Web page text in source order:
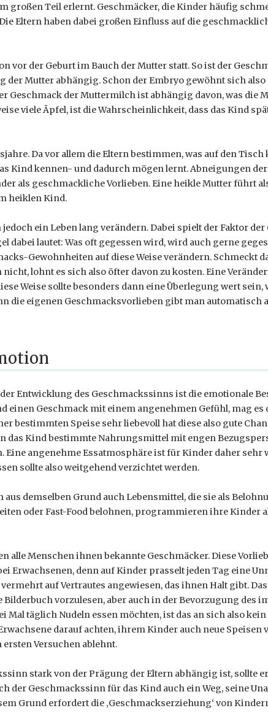
großen Teil erlernt. Geschmäcker, die Kinder häufig
Eltern haben dabei großen Einfluss auf die
vor der Geburt im Bauch der Mutter statt. So ist der
der Mutter abhängig. Schon der Embryo gewöhnt sich also
Geschmack der Muttermilch ist abhängig davon, was die
viele Äpfel, ist die Wahrscheinlichkeit, dass das Kind
Da vor allem die Eltern bestimmen, was auf den Tisch
Kind kennen- und dadurch mögen lernt. Abneigungen
als geschmackliche Vorlieben. Eine heikle Mutter führt
heiklen Kind.
ein Leben lang verändern. Dabei spielt der Faktor
dabei lautet: Was oft gegessen wird, wird auch gerne
Gewohnheiten auf diese Weise verändern. Schmeckt
lohnt es sich also öfter davon zu kosten. Eine
Weise sollte besonders dann eine Überlegung wert sein,
die eigenen Geschmacksvorlieben gibt man automatisch
Entwicklung des Geschmackssinns ist die emotionale
einen Geschmack mit einem angenehmen Gefühl, mag es
bestimmten Speise sehr liebevoll hat diese also gute
das Kind bestimmte Nahrungsmittel mit engen
Eine angenehme Essatmosphäre ist für Kinder daher sehr
sollte also weitgehend verzichtet werden.
demselben Grund auch Lebensmittel, die sie als
oder Fast-Food belohnen, programmieren ihre Kinder
alle Menschen ihnen bekannte Geschmäcker. Diese
Erwachsenen, denn auf Kinder prasselt jeden Tag eine
auf Vertrautes angewiesen, das ihnen Halt gibt.
Bilderbuch vorzulesen, aber auch in der Bevorzugung des
Mal täglich Nudeln essen möchten, ist das an sich also
darauf achten, ihrem Kinder auch neue Speisen
ersten Versuchen ablehnt.
stark von der Prägung der Eltern abhängig ist, sollte
der Geschmackssinn für das Kind auch ein Weg, seine
Grund erfordert die ‚Geschmackserziehung‘ von